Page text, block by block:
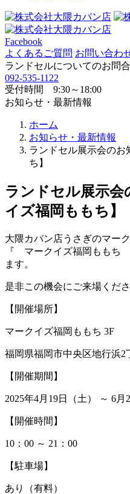
Facebook
よくあるご質問 お問い合わ
ランドセルについてのお問
092-535-1122
受付時間 9:30～18:00
お知らせ・最新情報
ホーム
お知らせ・最新情報
ランドセル展示会のお
ち】
ランドセル展示会
イズ福岡ももち】
大隈カバン店うさぎのマー
『 マークイズ福岡ももち
ます。
是非この機会にご来場くださ
【開催場所】
マークイズ福岡ももち 3F
福岡県福岡市中央区地行浜2
【開催期間】
2025年4月19日（土） ～ 6月
【開催時間】
10：00 ～ 21：00
【駐車場】
あり（有料）